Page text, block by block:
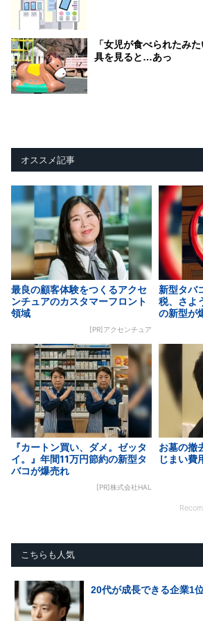
「女児が食べられたみ
具を見ると…あっ
オススメ記事
最良の顧客体験をつくるアクセ
ンチュアのカスタマーフロント
領域
[PR]アクセンチュア
新型タバ
税、さよ
の新型が
『カートン買い、ダメ。ゼッタ
イ。』年間11万円節約の新型タ
バコが爆売れ
[PR]株式会社HAL
お墓の撤
じまい費
こちらも人気
20代が成長できる企業1